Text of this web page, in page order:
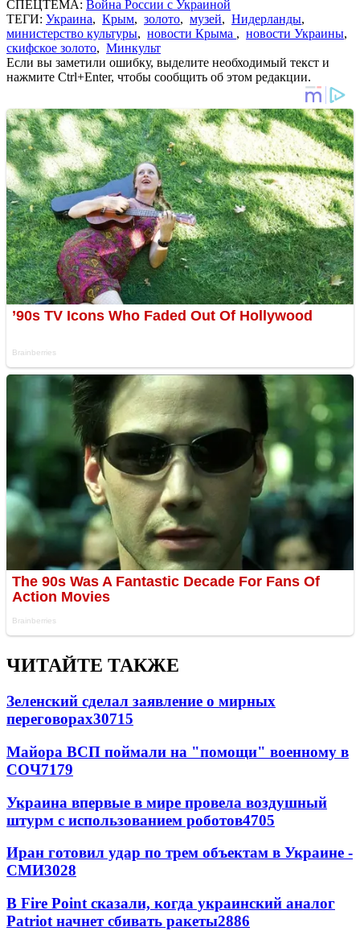
СПЕЦТЕМА: Война России с Украиной
ТЕГИ: Украина, Крым, золото, музей, Нидерланды,
министерство культуры, новости Крыма , новости Украины,
скифское золото, Минкульт
Если вы заметили ошибку, выделите необходимый текст и
нажмите Ctrl+Enter, чтобы сообщить об этом редакции.
ЧИТАЙТЕ ТАКЖЕ
Зеленский сделал заявление о мирных
переговорах30715
Майора ВСП поймали на "помощи" военному в
СОЧ7179
Украина впервые в мире провела воздушный
штурм с использованием роботов4705
Иран готовил удар по трем объектам в Украине -
СМИ3028
В Fire Point сказали, когда украинский аналог
Patriot начнет сбивать ракеты2886